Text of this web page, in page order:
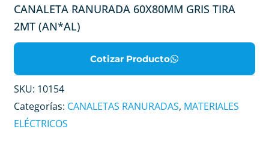
CANALETA RANURADA 60X80MM GRIS TIRA
2MT (AN*AL)
Cotizar Producto
SKU: 10154
Categorías: CANALETAS RANURADAS, MATERIALES
ELÉCTRICOS